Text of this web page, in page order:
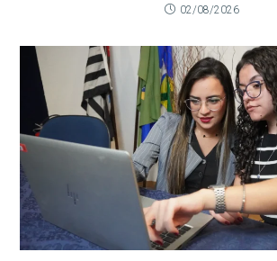
02/08/2026